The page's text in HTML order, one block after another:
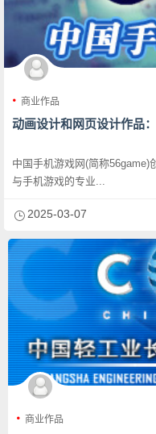
商业作品
动画设计和网页设计作品
中国手机游戏网(简称56game)
与手机游戏的专业...
2025-03-07
商业作品